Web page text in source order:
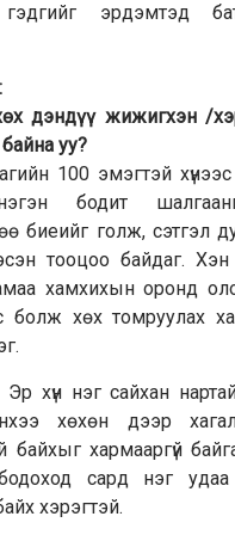
эрдэмтэд
дэндүү жижигхэн /
уу?
100 эмэгтэй
бодит
биеийг голж, сэтгэл
тооцоо байдаг. Хэн
хамхихын оронд
болж хөх томруулах
Эр хүн нэг сайхан
хөхөн дээр
байхыг хармааргүй
сард нэг
хэрэгтэй.